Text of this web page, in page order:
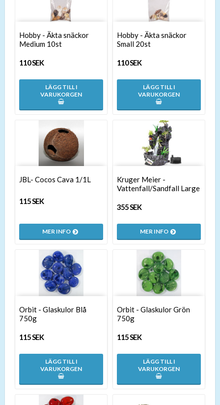
Hobby - Äkta snäckor
Medium 10st
110 SEK
LÄGG TILL I
VARUKORGEN
Hobby - Äkta snäckor
Small 20st
110 SEK
LÄGG TILL I
VARUKORGEN
JBL- Cocos Cava 1/1L
115 SEK
MER INFO
Kruger Meier -
Vattenfall/Sandfall Large
355 SEK
MER INFO
Orbit - Glaskulor Blå
750g
115 SEK
LÄGG TILL I
VARUKORGEN
Orbit - Glaskulor Grön
750g
115 SEK
LÄGG TILL I
VARUKORGEN